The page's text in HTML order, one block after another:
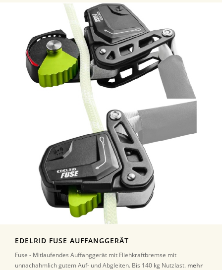
EDELRID FUSE AUFFANGGERÄT
Fuse - Mitlaufendes Auffanggerät mit Fliehkraftbremse mit
unnachahmlich gutem Auf- und Abgleiten. Bis 140 kg Nutzlast. mehr